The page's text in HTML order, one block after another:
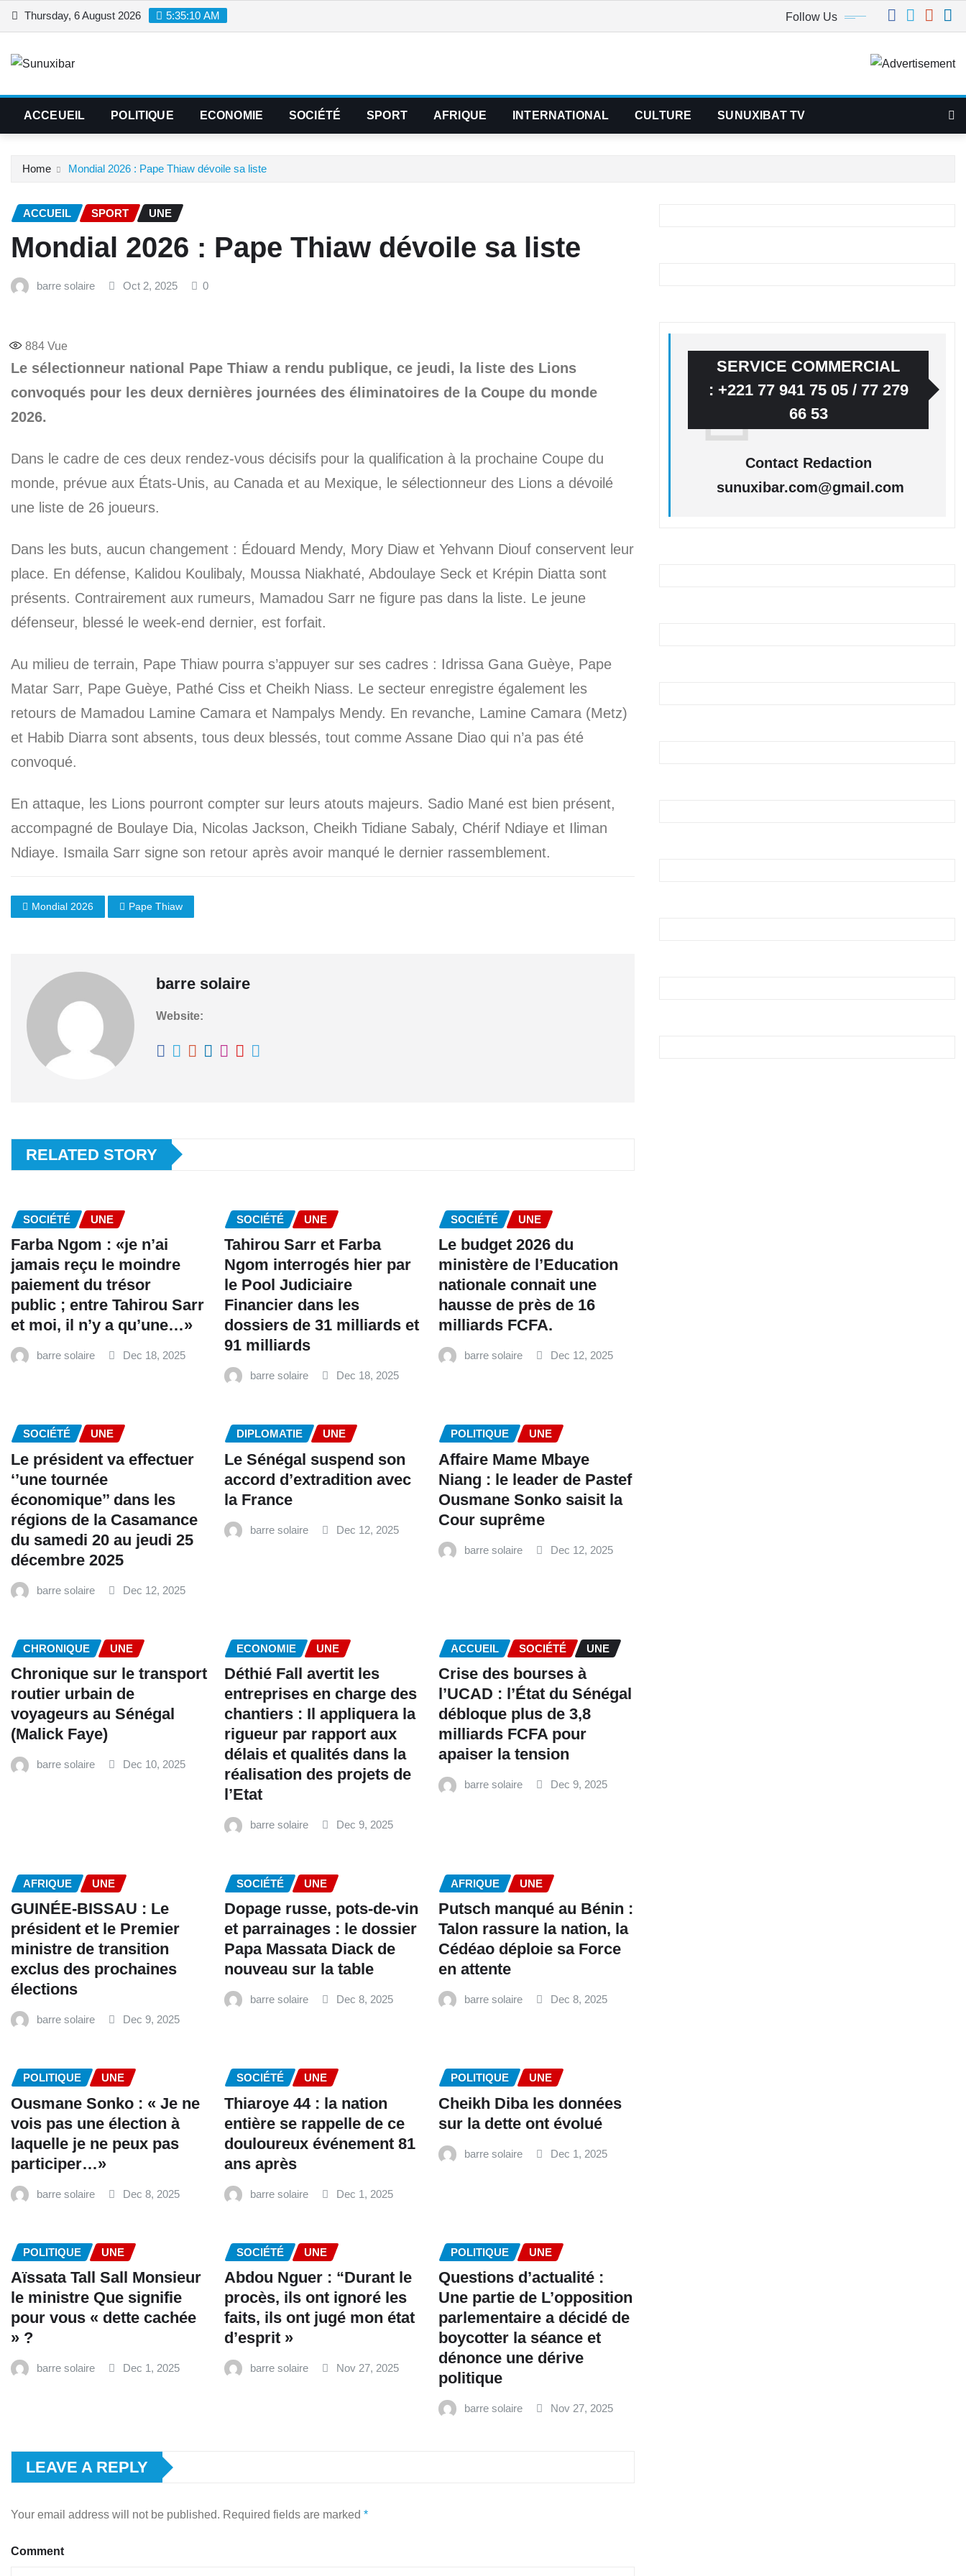
Skip
Thursday, 6 August 2026 5:35:11 AM Follow Us
ACCEUEIL POLITIQUE ECONOMIE SOCIÉTÉ SPORT AFRIQUE INTERNATIONAL CULTURE SUNUXIBAT TV
Home Mondial 2026 : Pape Thiaw dévoile sa liste
ACCUEIL SPORT UNE
Mondial 2026 : Pape Thiaw dévoile sa liste
barre solaire Oct 2, 2025 0
884 Vue
Le sélectionneur national Pape Thiaw a rendu publique, ce jeudi, la liste des Lions
convoqués pour les deux dernières journées des éliminatoires de la Coupe du monde
2026.
Dans le cadre de ces deux rendez-vous décisifs pour la qualification à la prochaine Coupe du
monde, prévue aux États-Unis, au Canada et au Mexique, le sélectionneur des Lions a dévoilé
une liste de 26 joueurs.
Dans les buts, aucun changement : Édouard Mendy, Mory Diaw et Yehvann Diouf conservent leur
place. En défense, Kalidou Koulibaly, Moussa Niakhaté, Abdoulaye Seck et Krépin Diatta sont
présents. Contrairement aux rumeurs, Mamadou Sarr ne figure pas dans la liste. Le jeune
défenseur, blessé le week-end dernier, est forfait.
Au milieu de terrain, Pape Thiaw pourra s’appuyer sur ses cadres : Idrissa Gana Guèye, Pape
Matar Sarr, Pape Guèye, Pathé Ciss et Cheikh Niass. Le secteur enregistre également les
retours de Mamadou Lamine Camara et Nampalys Mendy. En revanche, Lamine Camara (Metz)
et Habib Diarra sont absents, tous deux blessés, tout comme Assane Diao qui n’a pas été
convoqué.
En attaque, les Lions pourront compter sur leurs atouts majeurs. Sadio Mané est bien présent,
accompagné de Boulaye Dia, Nicolas Jackson, Cheikh Tidiane Sabaly, Chérif Ndiaye et Iliman
Ndiaye. Ismaila Sarr signe son retour après avoir manqué le dernier rassemblement.
Mondial 2026 Pape Thiaw
barre solaire
Website:
RELATED STORY
SOCIÉTÉ UNE
Farba Ngom : «je n’ai
jamais reçu le moindre
paiement du trésor
public ; entre Tahirou Sarr
et moi, il n’y a qu’une…»
barre solaire Dec 18, 2025
SOCIÉTÉ UNE
Tahirou Sarr et Farba
Ngom interrogés hier par
le Pool Judiciaire
Financier dans les
dossiers de 31 milliards et
91 milliards
barre solaire Dec 18, 2025
SOCIÉTÉ UNE
Le budget 2026 du
ministère de l’Education
nationale connait une
hausse de près de 16
milliards FCFA.
barre solaire Dec 12, 2025
SOCIÉTÉ UNE
Le président va effectuer
‘’une tournée
économique’’ dans les
régions de la Casamance
du samedi 20 au jeudi 25
décembre 2025
barre solaire Dec 12, 2025
DIPLOMATIE UNE
Le Sénégal suspend son
accord d’extradition avec
la France
barre solaire Dec 12, 2025
POLITIQUE UNE
Affaire Mame Mbaye
Niang : le leader de Pastef
Ousmane Sonko saisit la
Cour suprême
barre solaire Dec 12, 2025
CHRONIQUE UNE
Chronique sur le transport
routier urbain de
voyageurs au Sénégal
(Malick Faye)
barre solaire Dec 10, 2025
ECONOMIE UNE
Déthié Fall avertit les
entreprises en charge des
chantiers : Il appliquera la
rigueur par rapport aux
délais et qualités dans la
réalisation des projets de
l’Etat
barre solaire Dec 9, 2025
ACCUEIL SOCIÉTÉ UNE
Crise des bourses à
l’UCAD : l’État du Sénégal
débloque plus de 3,8
milliards FCFA pour
apaiser la tension
barre solaire Dec 9, 2025
AFRIQUE UNE
GUINÉE-BISSAU : Le
président et le Premier
ministre de transition
exclus des prochaines
élections
barre solaire Dec 9, 2025
SOCIÉTÉ UNE
Dopage russe, pots-de-vin
et parrainages : le dossier
Papa Massata Diack de
nouveau sur la table
barre solaire Dec 8, 2025
AFRIQUE UNE
Putsch manqué au Bénin :
Talon rassure la nation, la
Cédéao déploie sa Force
en attente
barre solaire Dec 8, 2025
POLITIQUE UNE
Ousmane Sonko : « Je ne
vois pas une élection à
laquelle je ne peux pas
participer…»
barre solaire Dec 8, 2025
SOCIÉTÉ UNE
Thiaroye 44 : la nation
entière se rappelle de ce
douloureux événement 81
ans après
barre solaire Dec 1, 2025
POLITIQUE UNE
Cheikh Diba les données
sur la dette ont évolué
barre solaire Dec 1, 2025
POLITIQUE UNE
Aïssata Tall Sall Monsieur
le ministre Que signifie
pour vous « dette cachée
» ?
barre solaire Dec 1, 2025
SOCIÉTÉ UNE
Abdou Nguer : “Durant le
procès, ils ont ignoré les
faits, ils ont jugé mon état
d’esprit »
barre solaire Nov 27, 2025
POLITIQUE UNE
Questions d’actualité :
Une partie de L’opposition
parlementaire a décidé de
boycotter la séance et
dénonce une dérive
politique
barre solaire Nov 27, 2025
LEAVE A REPLY
Your email address will not be published. Required fields are marked *
Comment
SERVICE COMMERCIAL
: +221 77 941 75 05 / 77 279
66 53
Contact Redaction
sunuxibar.com@gmail.com